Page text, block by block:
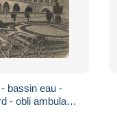
bassin eau -
- obli ambulante